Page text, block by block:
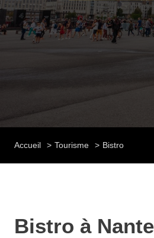
Accueil Tourisme Bistro
Bistro à